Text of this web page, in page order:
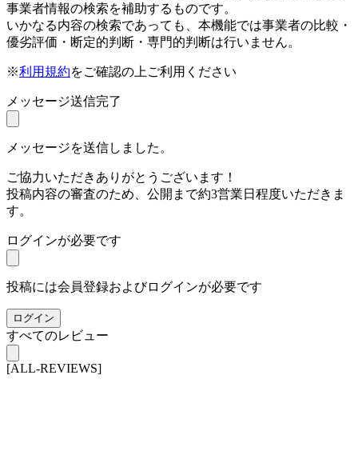
事業者情報の検索を補助するものです。
いかなる内容の検索であっても、本機能では事業者の比較・
優劣評価・断定的判断・専門的判断は行いません。
※利用規約をご確認の上ご利用ください
メッセージ送信完了
メッセージを送信しました。
ご協力いただきありがとうございます！
投稿内容の審査のため、公開まで約3営業日程度いただきま
す。
ログインが必要です
投稿には会員登録およびログインが必要です
ログイン
すべてのレビュー
[ALL-REVIEWS]